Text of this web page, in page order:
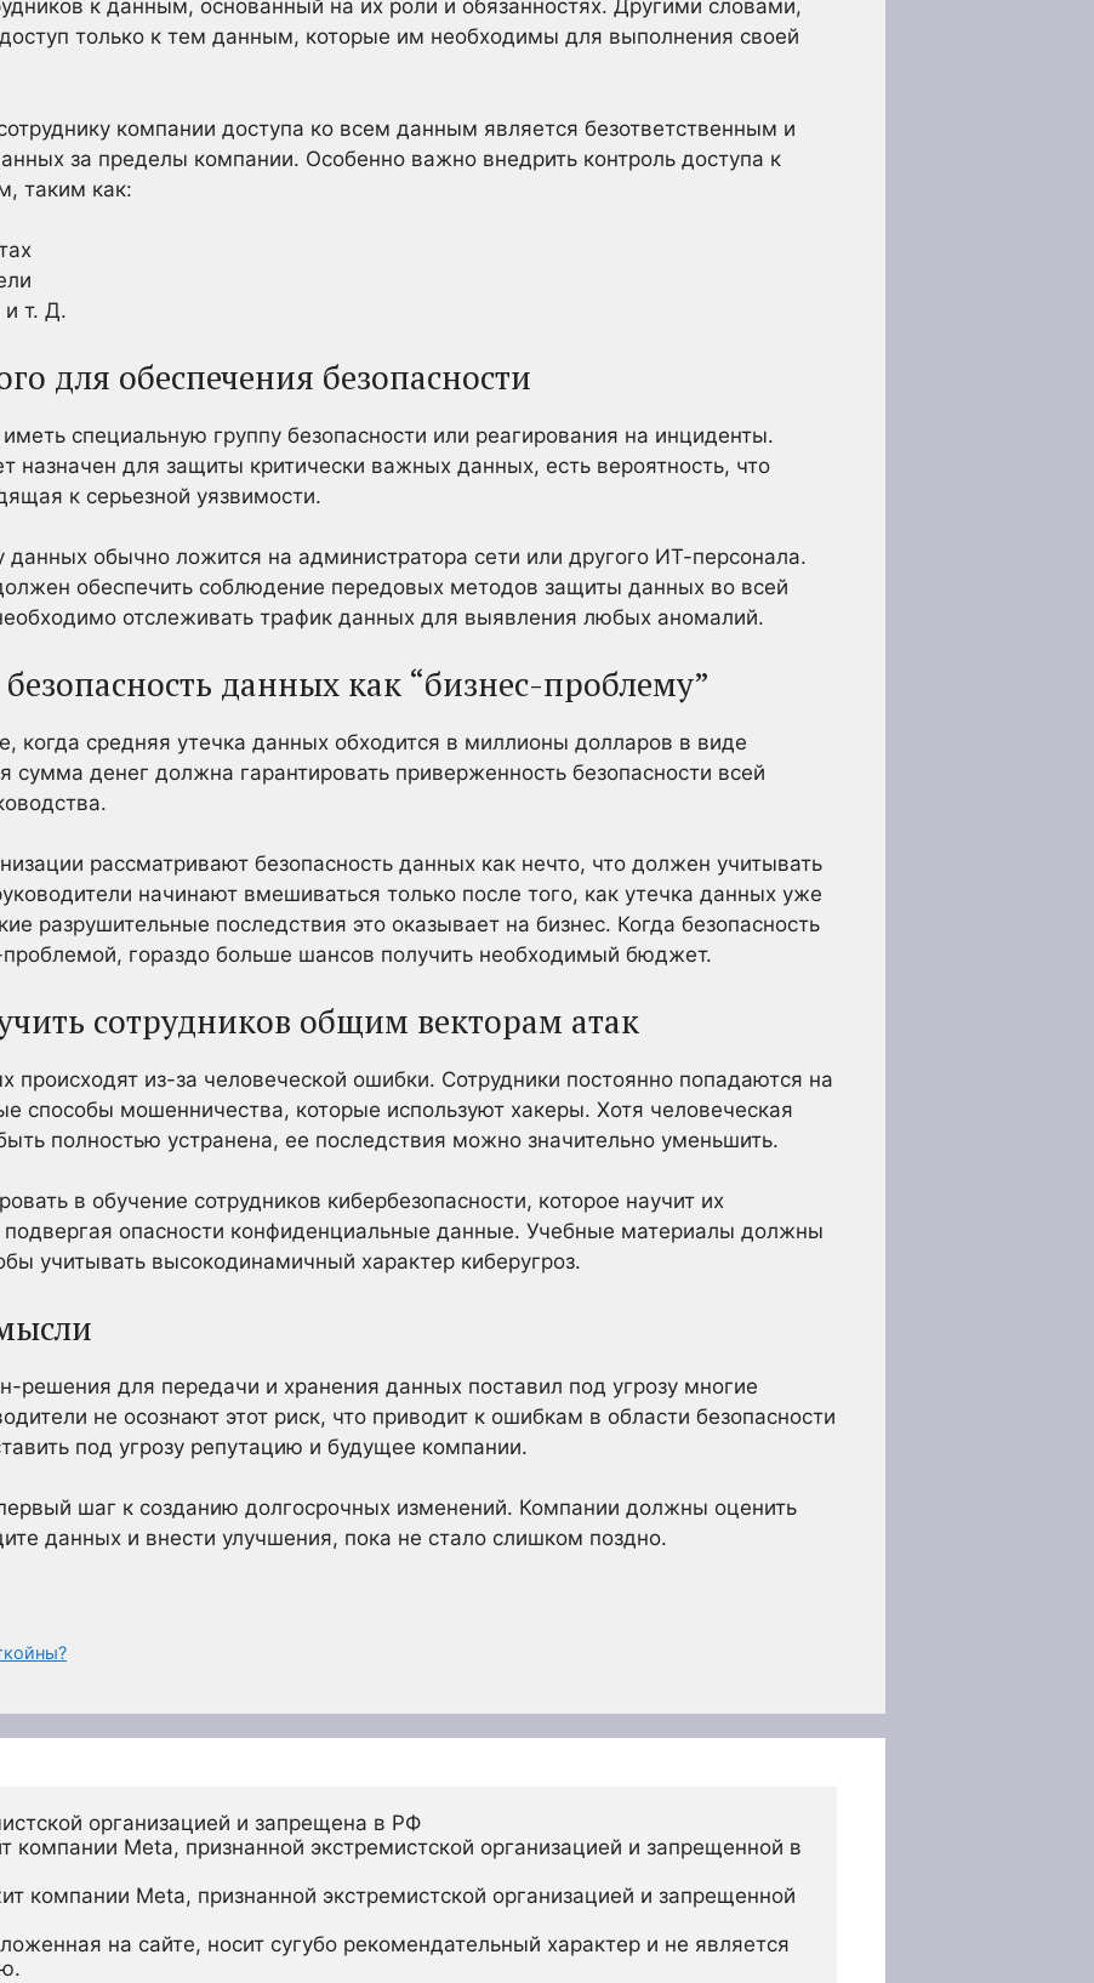
к данным, основанный на их роли и обязанностях. Другими словами,
только к тем данным, которые им необходимы для выполнения своей
компании доступа ко всем данным является безответственным и
за пределы компании. Особенно важно внедрить контроль доступа к
таким как:
т. Д.
для обеспечения безопасности
специальную группу безопасности или реагирования на инциденты.
назначен для защиты критически важных данных, есть вероятность, что
к серьезной уязвимости.
данных обычно ложится на администратора сети или другого ИТ-персонала.
обеспечить соблюдение передовых методов защиты данных во всей
отслеживать трафик данных для выявления любых аномалий.
данных как “бизнес-проблему”
когда средняя утечка данных обходится в миллионы долларов в виде
сумма денег должна гарантировать приверженность безопасности всей
рассматривают безопасность данных как нечто, что должен учитывать
начинают вмешиваться только после того, как утечка данных уже
разрушительные последствия это оказывает на бизнес. Когда безопасность
гораздо больше шансов получить необходимый бюджет.
сотрудников общим векторам атак
происходят из-за человеческой ошибки. Сотрудники постоянно попадаются на
способы мошенничества, которые используют хакеры. Хотя человеческая
полностью устранена, ее последствия можно значительно уменьшить.
в обучение сотрудников кибербезопасности, которое научит их
подвергая опасности конфиденциальные данные. Учебные материалы должны
учитывать высокодинамичный характер киберугроз.
решения для передачи и хранения данных поставил под угрозу многие
не осознают этот риск, что приводит к ошибкам в области безопасности
под угрозу репутацию и будущее компании.
шаг к созданию долгосрочных изменений. Компании должны оценить
данных и внести улучшения, пока не стало слишком поздно.
организацией и запрещена в РФ
компании Meta, признанной экстремистской организацией и запрещенной в
компании Meta, признанной экстремистской организацией и запрещенной
на сайте, носит сугубо рекомендательный характер и не является